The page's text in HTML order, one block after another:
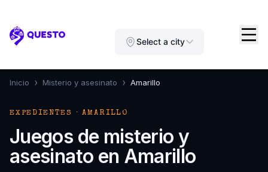
Questo Select a city
Inicio › Misterio y asesinato › Amarillo
EXPEDIENTES · AMARILLO
Juegos de misterio y
asesinato en Amarillo